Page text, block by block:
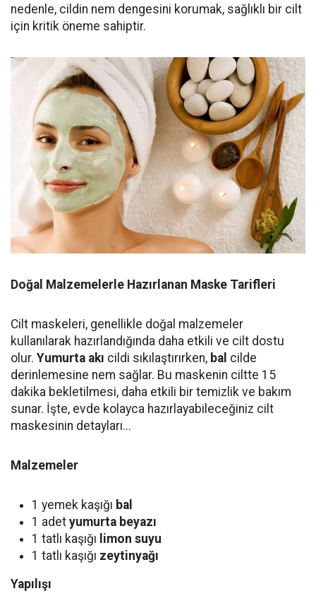
nedenle, cildin nem dengesini korumak, sağlıklı bir cilt
için kritik öneme sahiptir.
Doğal Malzemelerle Hazırlanan Maske Tarifleri
Cilt maskeleri, genellikle doğal malzemeler
kullanılarak hazırlandığında daha etkili ve cilt dostu
olur. Yumurta akı cildi sıkılaştırırken, bal cilde
derinlemesine nem sağlar. Bu maskenin ciltte 15
dakika bekletilmesi, daha etkili bir temizlik ve bakım
sunar. İşte, evde kolayca hazırlayabileceğiniz cilt
maskesinin detayları...
Malzemeler
1 yemek kaşığı bal
1 adet yumurta beyazı
1 tatlı kaşığı limon suyu
1 tatlı kaşığı zeytinyağı
Yapılışı